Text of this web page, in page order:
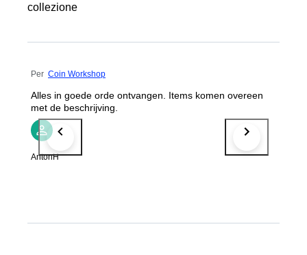
collezione
Per Coin Workshop
Alles in goede orde ontvangen. Items komen overeen
met de beschrijving.
AntonH